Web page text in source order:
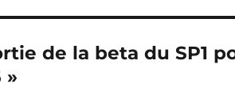
de la beta du SP1
»